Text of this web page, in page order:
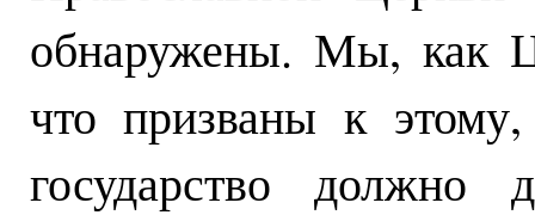
обнаружены. Мы, как
что призваны к этому,
государство должно